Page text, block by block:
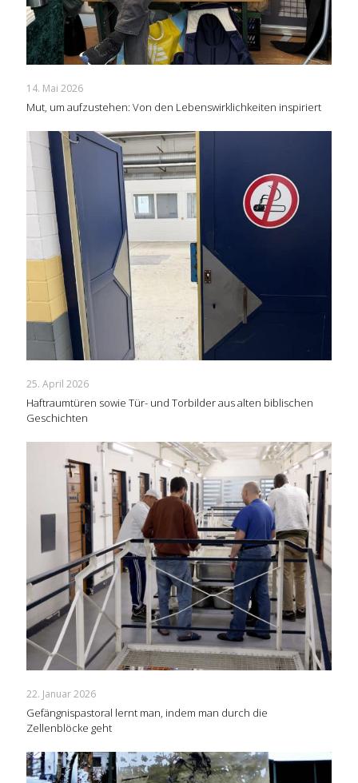
14. Mai 2026
Mut, um aufzustehen: Von den Lebenswirklichkeiten inspiriert
25. April 2026
Haftraumtüren sowie Tür- und Torbilder aus alten biblischen
Geschichten
22. Januar 2026
Gefängnispastoral lernt man, indem man durch die
Zellenblöcke geht